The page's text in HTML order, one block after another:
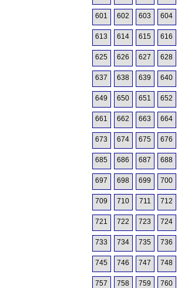
601 602 603 604
613 614 615 616
625 626 627 628
637 638 639 640
649 650 651 652
661 662 663 664
673 674 675 676
685 686 687 688
697 698 699 700
709 710 711 712
721 722 723 724
733 734 735 736
745 746 747 748
757 758 759 760